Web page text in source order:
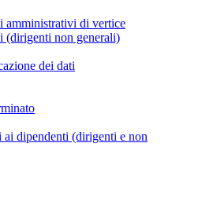
amministrativi di vertice
non generali)
dei dati
dipendenti (dirigenti e non